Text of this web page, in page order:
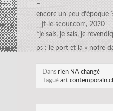
–
encore un peu d’époque
__jf-le-scour.com, 2020
*je sais, je sais, je
ps : le port et la « notre
Dans rien NA changé
Tagué art contemporain,